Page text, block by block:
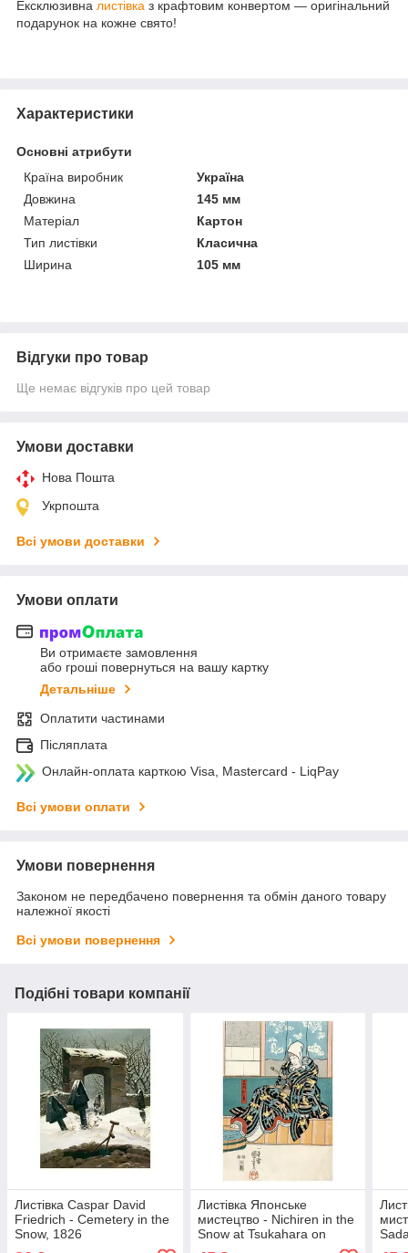
Ексклюзивна листівка з крафтовим конвертом — оригінальний
подарунок на кожне свято!
Характеристики
Основні атрибути
Країна виробник
Україна
Довжина
145 мм
Матеріал
Картон
Тип листівки
Класична
Ширина
105 мм
Відгуки про товар
Ще немає відгуків про цей товар
Умови доставки
Нова Пошта
Укрпошта
Всі умови доставки
Умови оплати
Ви отримаєте замовлення
або гроші повернуться на вашу картку
Детальніше
Оплатити частинами
Післяплата
Онлайн-оплата карткою Visa, Mastercard - LiqPay
Всі умови оплати
Умови повернення
Законом не передбачено повернення та обмін даного товару
належної якості
Всі умови повернення
Подібні товари компанії
Листівка Caspar David
Friedrich - Cemetery in the
Snow, 1826
Листівка Японське
мистецтво - Nichiren in the
Snow at Tsukahara on